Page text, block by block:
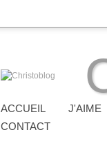
ACCUEIL J'AIME
CONTACT